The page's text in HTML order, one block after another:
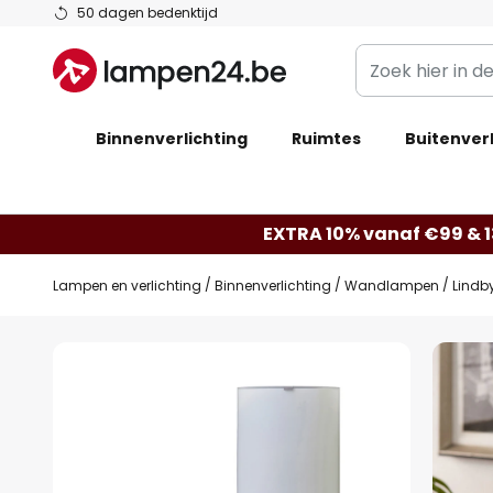
50 dagen bedenktijd
Ga
de
inhoud
Zoek
hier
de
Binnenverlichting Ruimtes
EXTRA 10% vanaf €99 &
Lampen en verlichting Binnenverlichting Wandlampen